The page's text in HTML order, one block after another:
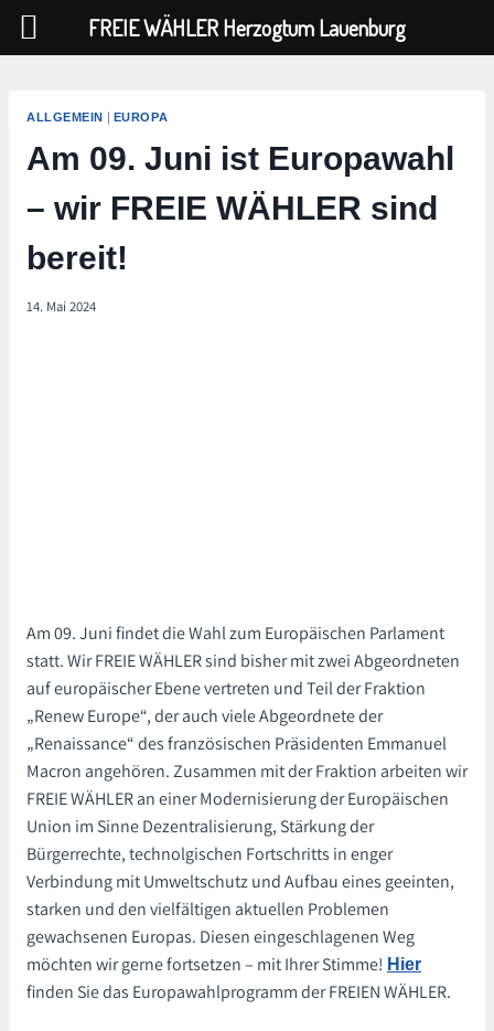
springen
ALLGEMEIN | EUROPA
Am 09. Juni ist Europawahl
– wir FREIE WÄHLER sind
bereit!
14. Mai 2024
Am 09. Juni findet die Wahl zum Europäischen Parlament
statt. Wir FREIE WÄHLER sind bisher mit zwei Abgeordneten
auf europäischer Ebene vertreten und Teil der Fraktion
„Renew Europe“, der auch viele Abgeordnete der
„Renaissance“ des französischen Präsidenten Emmanuel
Macron angehören. Zusammen mit der Fraktion arbeiten wir
FREIE WÄHLER an einer Modernisierung der Europäischen
Union im Sinne Dezentralisierung, Stärkung der
Bürgerrechte, technolgischen Fortschritts in enger
Verbindung mit Umweltschutz und Aufbau eines geeinten,
starken und den vielfältigen aktuellen Problemen
gewachsenen Europas. Diesen eingeschlagenen Weg
möchten wir gerne fortsetzen – mit Ihrer Stimme! Hier
finden Sie das Europawahlprogramm der FREIEN WÄHLER.
FREIE WÄHLER Herzogtum Lauenburg